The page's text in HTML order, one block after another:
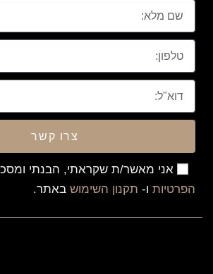
אני מאשר/ת שקראתי, הבנתי
הפרטיות ו- תקנון השימוש באתר.
צרו קשר